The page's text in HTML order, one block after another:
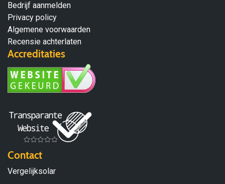
Bedrijf aanmelden
Privacy policy
Algemene voorwaarden
Recensie achterlaten
Accreditaties
Contact
Vergelijksolar